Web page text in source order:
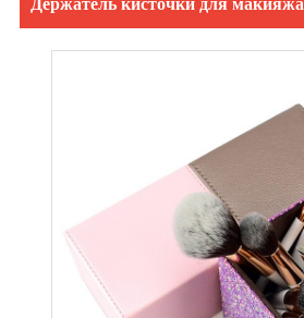
Держатель кисточки для макияжа